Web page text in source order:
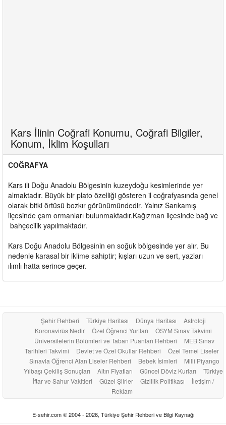
Kars İlinin Coğrafi Konumu, Coğrafi Bilgiler,
Konum, İklim Koşulları
COĞRAFYA
Kars ili Doğu Anadolu Bölgesinin kuzeydoğu kesimlerinde yer
almaktadır. Büyük bir plato özelliği gösteren il coğrafyasında genel
olarak bitki örtüsü bozkır görünümündedir. Yalnız Sarıkamış
ilçesinde çam ormanları bulunmaktadır.Kağızman ilçesinde bağ ve
bahçecilik yapılmaktadır.
Kars Doğu Anadolu Bölgesinin en soğuk bölgesinde yer alır. Bu
nedenle karasal bir iklime sahiptir; kışları uzun ve sert, yazları
ılımlı hatta serince geçer.
Şehir Rehberi Türkiye Haritası Dünya Haritası
Astroloji
Koronavirüs Nedir
Özel Öğrenci Yurtları
ÖSYM Sınav Takvimi
Üniversitelerin Bölümleri ve Taban Puanları Rehberi
MEB Sınav
Tarihleri Takvimi
Devlet ve Özel Okullar Rehberi
Özel Temel Liseler
Sınavla Öğrenci Alan Liseler Rehberi
Bebek İsimleri
Milli Piyango
Yılbaşı Çekiliş Sonuçları
Altın Fiyatları Güncel Döviz Kurları
Türkiye
İftar ve Sahur Vakitleri
Güzel Şiirler Gizlilik Politikası
İletişim /
Reklam
E-sehir.com © 2004 - 2026, Türkiye Şehir Rehberi ve Bilgi Kaynağı